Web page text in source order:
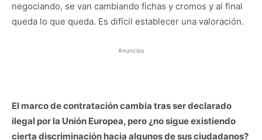
negociando, se van cambiando fichas y cromos y al final
queda lo que queda. Es difícil establecer una valoración.
Anuncios
El marco de contratación cambia tras ser declarado
ilegal por la Unión Europea, pero ¿no sigue existiendo
cierta discriminación hacia algunos de sus ciudadanos?